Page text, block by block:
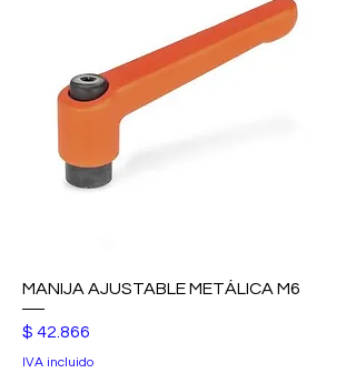
MANIJA AJUSTABLE METÁLICA M6
Precio
$ 42.866
IVA incluido